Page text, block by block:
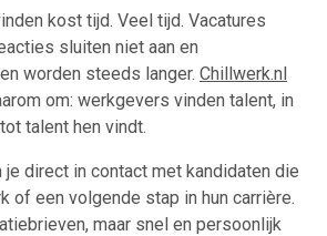
kost tijd. Veel tijd. Vacatures
sluiten niet aan en
worden steeds langer. Chillwerk.nl
om: werkgevers vinden talent, in
talent hen vindt.
je direct in contact met kandidaten die
of een volgende stap in hun carrière.
maar snel en persoonlijk